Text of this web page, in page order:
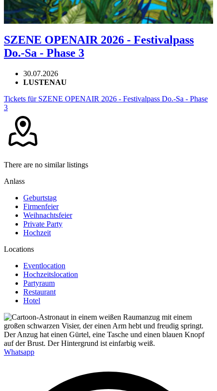
SZENE OPENAIR 2026 - Festivalpass
Do.-Sa - Phase 3
30.07.2026
LUSTENAU
Tickets für SZENE OPENAIR 2026 - Festivalpass Do.-Sa - Phase
3
There are no similar listings
Anlass
Geburtstag
Firmenfeier
Weihnachtsfeier
Private Party
Hochzeit
Locations
Eventlocation
Hochzeitslocation
Partyraum
Restaurant
Hotel
Whatsapp